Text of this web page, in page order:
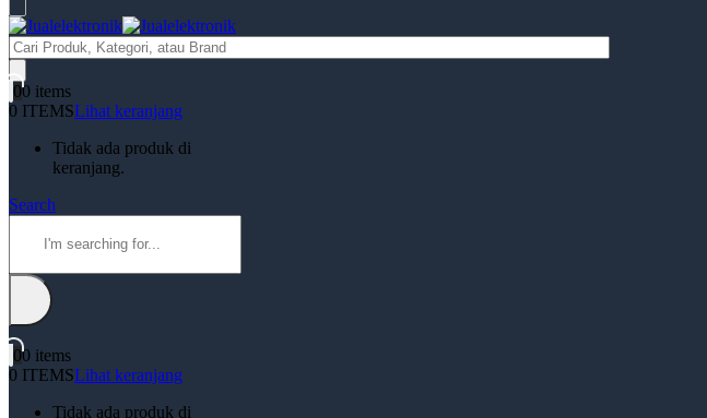
Products
search
00 items
0 ITEMSLihat keranjang
Tidak ada produk di
keranjang.
Search
00 items
0 ITEMSLihat keranjang
Tidak ada produk di